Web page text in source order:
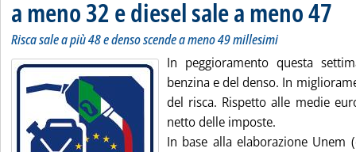
a meno 32 e diesel sale a meno 47
Risca sale a più 48 e denso scende a meno 49 millesimi
In peggioramento questa
benzina e del denso. In
del risca. Rispetto alle medie
netto delle imposte.
In base alla elaborazione Unem